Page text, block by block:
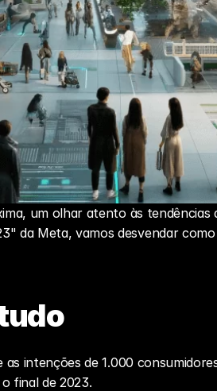
um olhar atento às
da Meta, vamos desvendar
intenções de 1.000
final de 2023.